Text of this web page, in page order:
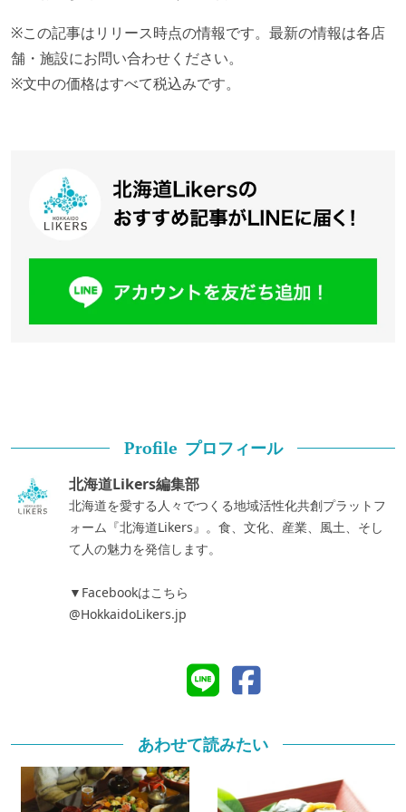
※この記事はリリース時点の情報です。最新の情報は各店
舗・施設にお問い合わせください。
※文中の価格はすべて税込みです。
Profile プロフィール
北海道Likers編集部
北海道を愛する人々でつくる地域活性化共創プラットフ
ォーム『北海道Likers』。食、文化、産業、風土、そし
て人の魅力を発信します。
▼Facebookはこちら
@HokkaidoLikers.jp
あわせて読みたい